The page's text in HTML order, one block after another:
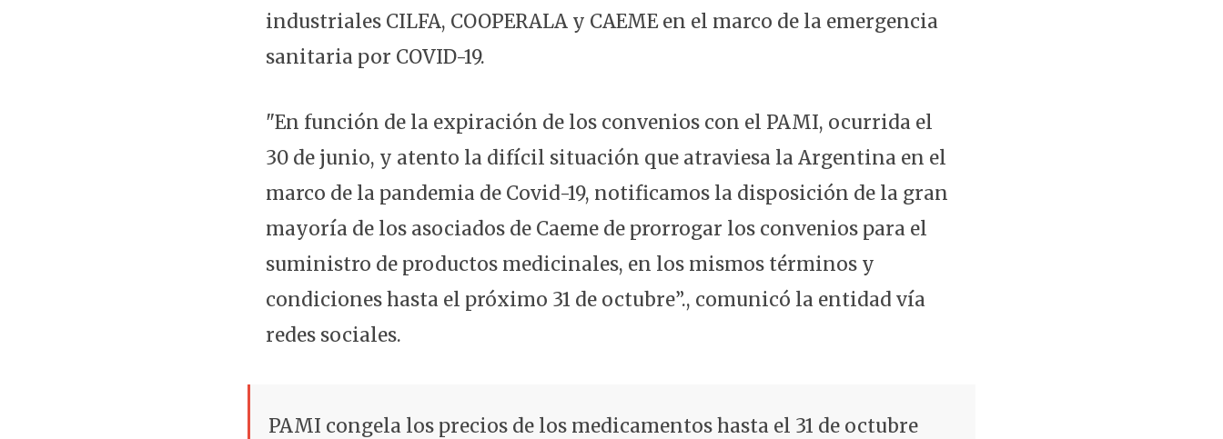
industriales CILFA, COOPERALA y CAEME en el marco de la emergencia
sanitaria por COVID-19.
"En función de la expiración de los convenios con el PAMI, ocurrida el
30 de junio, y atento la difícil situación que atraviesa la Argentina en el
marco de la pandemia de Covid-19, notificamos la disposición de la gran
mayoría de los asociados de Caeme de prorrogar los convenios para el
suministro de productos medicinales, en los mismos términos y
condiciones hasta el próximo 31 de octubre”., comunicó la entidad vía
redes sociales.
PAMI congela los precios de los medicamentos hasta el 31 de octubre